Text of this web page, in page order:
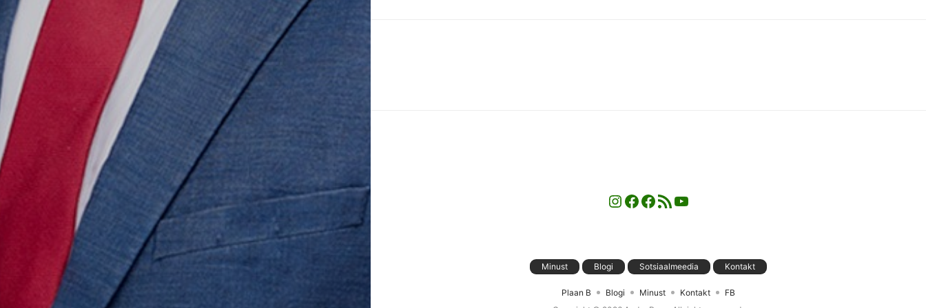
Instagram
Facebook
Facebook
RSS-voogYouTube
Minust Blogi Sotsiaalmeedia Kontakt
Plaan B Blogi Minust Kontakt
FB